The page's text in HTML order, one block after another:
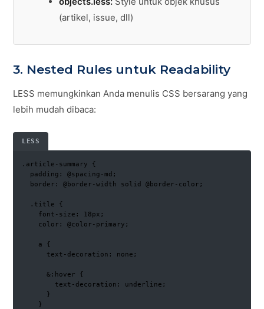
(artikel, issue, dll)
3. Nested Rules untuk Readability
LESS memungkinkan Anda menulis CSS bersarang yang
lebih mudah dibaca:
LESS
.article-summary {
  padding: @spacing-md;
  border: @border-width solid @border-color;
  .title {
    font-size: 18px;
    color: @color-primary;
    a {
      text-decoration: none;
      &:hover {
        text-decoration: underline;
      }
    }